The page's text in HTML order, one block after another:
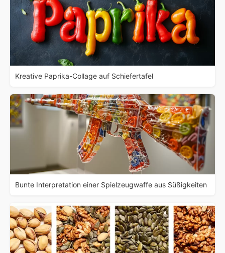
Kreative Paprika-Collage auf Schiefertafel
Bunte Interpretation einer Spielzeugwaffe aus Süßigkeiten